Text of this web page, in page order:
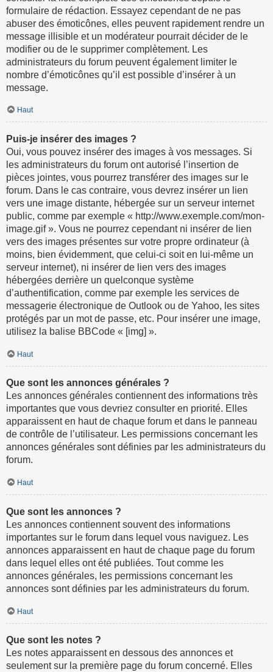
formulaire de rédaction. Essayez cependant de ne pas
abuser des émoticônes, elles peuvent rapidement rendre un
message illisible et un modérateur pourrait décider de le
modifier ou de le supprimer complètement. Les
administrateurs du forum peuvent également limiter le
nombre d’émoticônes qu’il est possible d’insérer à un
message.
Haut
Puis-je insérer des images ?
Oui, vous pouvez insérer des images à vos messages. Si
les administrateurs du forum ont autorisé l’insertion de
pièces jointes, vous pourrez transférer des images sur le
forum. Dans le cas contraire, vous devrez insérer un lien
vers une image distante, hébergée sur un serveur internet
public, comme par exemple « http://www.exemple.com/mon-
image.gif ». Vous ne pourrez cependant ni insérer de lien
vers des images présentes sur votre propre ordinateur (à
moins, bien évidemment, que celui-ci soit en lui-même un
serveur internet), ni insérer de lien vers des images
hébergées derrière un quelconque système
d’authentification, comme par exemple les services de
messagerie électronique de Outlook ou de Yahoo, les sites
protégés par un mot de passe, etc. Pour insérer une image,
utilisez la balise BBCode « [img] ».
Haut
Que sont les annonces générales ?
Les annonces générales contiennent des informations très
importantes que vous devriez consulter en priorité. Elles
apparaissent en haut de chaque forum et dans le panneau
de contrôle de l’utilisateur. Les permissions concernant les
annonces générales sont définies par les administrateurs du
forum.
Haut
Que sont les annonces ?
Les annonces contiennent souvent des informations
importantes sur le forum dans lequel vous naviguez. Les
annonces apparaissent en haut de chaque page du forum
dans lequel elles ont été publiées. Tout comme les
annonces générales, les permissions concernant les
annonces sont définies par les administrateurs du forum.
Haut
Que sont les notes ?
Les notes apparaissent en dessous des annonces et
seulement sur la première page du forum concerné. Elles